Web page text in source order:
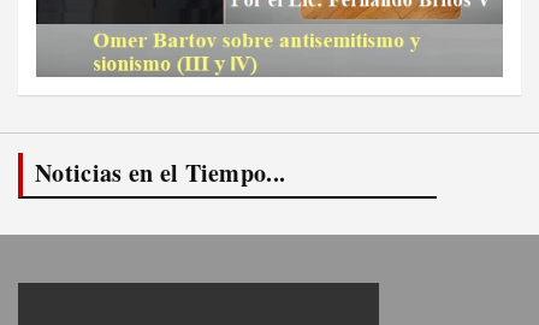
Noticias en el Tiempo...